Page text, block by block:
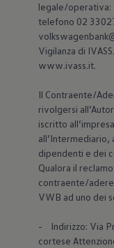
legale/operativa:
telefono 02
Vigilanza di
www.ivass.it.
Il Contraente/
rivolgersi
iscritto
dipendenti e dei
Qualora il
contraente/
VWB ad uno dei
- Indirizzo: Via
cortese